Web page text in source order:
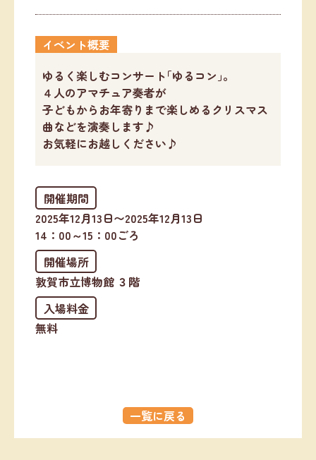
イベント概要
ゆるく楽しむコンサート｢ゆるコン｣。
４人のアマチュア奏者が
子どもからお年寄りまで楽しめるクリスマス
曲などを演奏します♪
お気軽にお越しください♪
開催期間
2025年12月13日〜2025年12月13日
14：00～15：00ごろ
開催場所
敦賀市立博物館 ３階
入場料金
無料
一覧に戻る